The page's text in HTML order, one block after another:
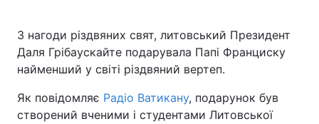
З нагоди різдвяних свят, литовський Президент
Даля Грібаускайте подарувала Папі Франциску
найменший у світі різдвяний вертеп.
Як повідомляє Радіо Ватикану, подарунок був
створений вченими і студентами Литовської